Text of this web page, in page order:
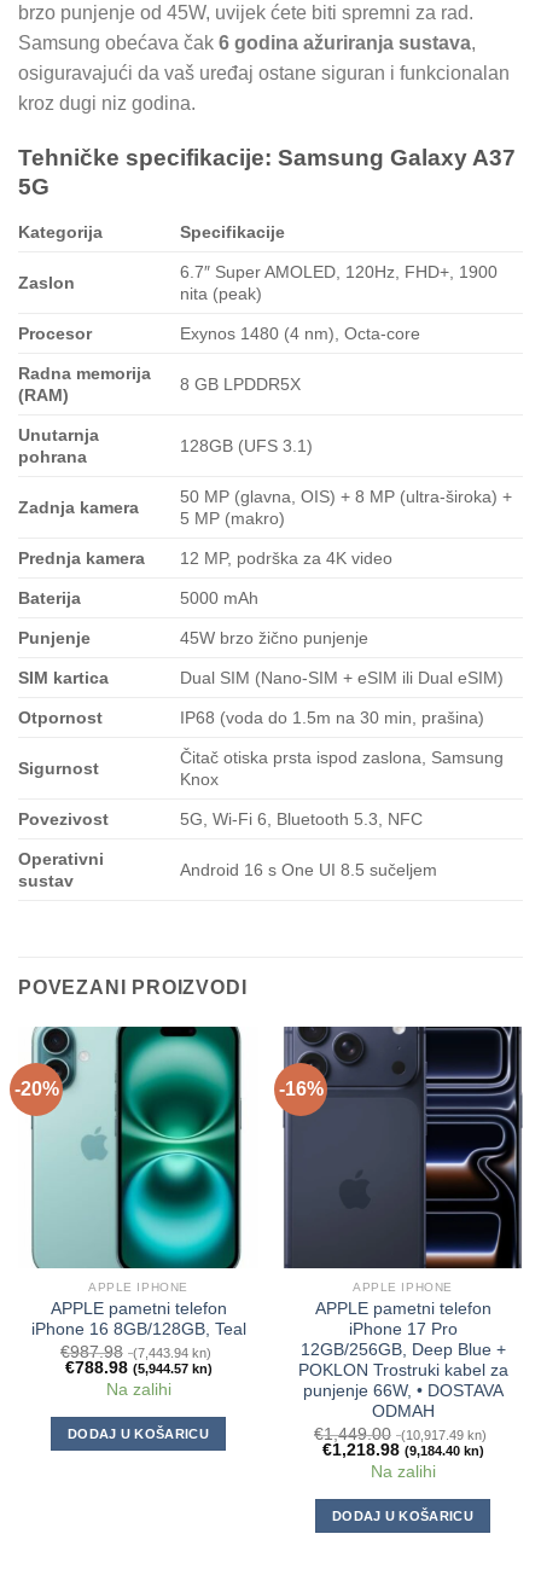
brzo punjenje od 45W, uvijek ćete biti spremni za rad.
Samsung obećava čak 6 godina ažuriranja sustava,
osiguravajući da vaš uređaj ostane siguran i funkcionalan
kroz dugi niz godina.
Tehničke specifikacije: Samsung Galaxy A37
5G
Kategorija Specifikacije
Zaslon
6.7″ Super AMOLED, 120Hz, FHD+, 1900
nita (peak)
Procesor Exynos 1480 (4 nm), Octa-core
Radna memorija
(RAM)
8 GB LPDDR5X
Unutarnja
pohrana
128GB (UFS 3.1)
Zadnja kamera
50 MP (glavna, OIS) + 8 MP (ultra-široka) +
5 MP (makro)
Prednja kamera 12 MP, podrška za 4K video
Baterija 5000 mAh
Punjenje 45W brzo žično punjenje
SIM kartica Dual SIM (Nano-SIM + eSIM ili Dual eSIM)
Otpornost IP68 (voda do 1.5m na 30 min, prašina)
Sigurnost
Čitač otiska prsta ispod zaslona, Samsung
Knox
Povezivost 5G, Wi-Fi 6, Bluetooth 5.3, NFC
Operativni
sustav
Android 16 s One UI 8.5 sučeljem
POVEZANI PROIZVODI
-20%
APPLE IPHONE
APPLE pametni telefon
iPhone 16 8GB/128GB, Teal
€987.98 (7,443.94 kn)
€788.98 (5,944.57 kn)
Na zalihi
DODAJ U KOŠARICU
-16%
APPLE IPHONE
APPLE pametni telefon
iPhone 17 Pro
12GB/256GB, Deep Blue +
POKLON Trostruki kabel za
punjenje 66W, • DOSTAVA
ODMAH
€1,449.00 (10,917.49 kn)
€1,218.98 (9,184.40 kn)
Na zalihi
DODAJ U KOŠARICU